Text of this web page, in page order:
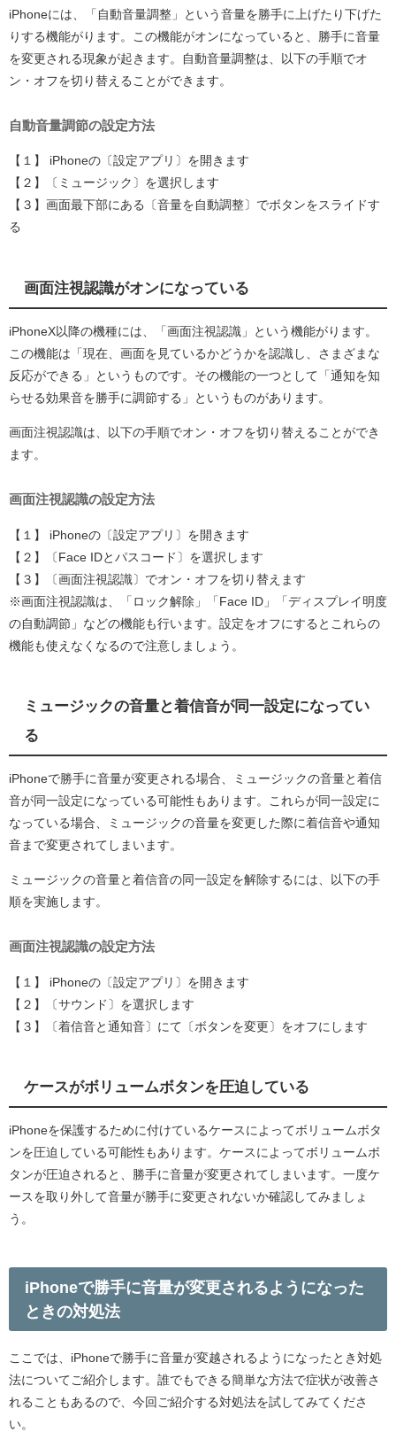
iPhoneには、「自動音量調整」という音量を勝手に上げたり下げた
りする機能がります。この機能がオンになっていると、勝手に音量
を変更される現象が起きます。自動音量調整は、以下の手順でオ
ン・オフを切り替えることができます。
自動音量調節の設定方法
【１】 iPhoneの〔設定アプリ〕を開きます
【２】〔ミュージック〕を選択します
【３】画面最下部にある〔音量を自動調整〕でボタンをスライドす
る
画面注視認識がオンになっている
iPhoneX以降の機種には、「画面注視認識」という機能がります。
この機能は「現在、画面を見ているかどうかを認識し、さまざまな
反応ができる」というものです。その機能の一つとして「通知を知
らせる効果音を勝手に調節する」というものがあります。
画面注視認識は、以下の手順でオン・オフを切り替えることができ
ます。
画面注視認識の設定方法
【１】 iPhoneの〔設定アプリ〕を開きます
【２】〔Face IDとパスコード〕を選択します
【３】〔画面注視認識〕でオン・オフを切り替えます
※画面注視認識は、「ロック解除」「Face ID」「ディスプレイ明度
の自動調節」などの機能も行います。設定をオフにするとこれらの
機能も使えなくなるので注意しましょう。
ミュージックの音量と着信音が同一設定になってい
る
iPhoneで勝手に音量が変更される場合、ミュージックの音量と着信
音が同一設定になっている可能性もあります。これらが同一設定に
なっている場合、ミュージックの音量を変更した際に着信音や通知
音まで変更されてしまいます。
ミュージックの音量と着信音の同一設定を解除するには、以下の手
順を実施します。
画面注視認識の設定方法
【１】 iPhoneの〔設定アプリ〕を開きます
【２】〔サウンド〕を選択します
【３】〔着信音と通知音〕にて〔ボタンを変更〕をオフにします
ケースがボリュームボタンを圧迫している
iPhoneを保護するために付けているケースによってボリュームボタ
ンを圧迫している可能性もあります。ケースによってボリュームボ
タンが圧迫されると、勝手に音量が変更されてしまいます。一度ケ
ースを取り外して音量が勝手に変更されないか確認してみましょ
う。
iPhoneで勝手に音量が変更されるようになった
ときの対処法
ここでは、iPhoneで勝手に音量が変越されるようになったとき対処
法についてご紹介します。誰でもできる簡単な方法で症状が改善さ
れることもあるので、今回ご紹介する対処法を試してみてくださ
い。